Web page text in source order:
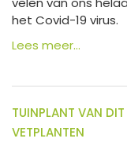
het Covid-19 virus.
Lees meer...
TUINPLANT VAN
VETPLANTEN